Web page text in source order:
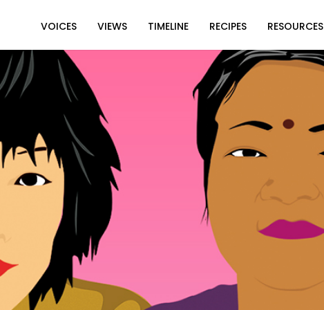
VOICES VIEWS TIMELINE RECIPES RESOURCES